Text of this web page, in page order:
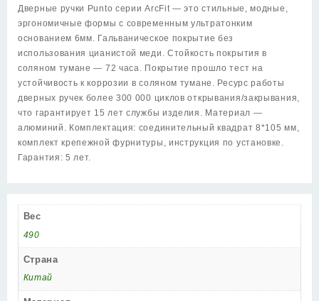
24
Дверные ручки Punto серии ArcFit — это стильные, модные,
эргономичные формы c современным ультратонким
основанием 6мм. Гальваническое покрытие без
использования цианистой меди. Стойкость покрытия в
соляном тумане — 72 часа. Покрытие прошло тест на
устойчивость к коррозии в соляном тумане. Ресурс работы
дверных ручек более 300 000 циклов открывания/закрывания,
что гарантирует 15 лет службы изделия. Материал —
алюминий. Комплектация: соединительный квадрат 8*105 мм,
комплект крепежной фурнитуры, инструкция по установке.
Гарантия: 5 лет.
Вес
490
Страна
Китай